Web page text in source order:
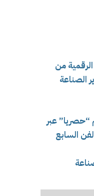
من
الصناعة
“حصريا” عبر
السابع